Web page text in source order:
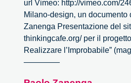
url Vimeo: http://vimeo.com/
Milano-design, un documento
Zanenga Presentazione del
thinkingcafe.org/ per il
Realizzare l’Improbabile”
————–